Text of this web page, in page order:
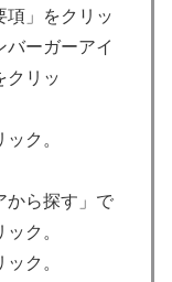
項」をクリッ
バーガーアイ
クリッ
ク。
から探す」で
ク。
ク。